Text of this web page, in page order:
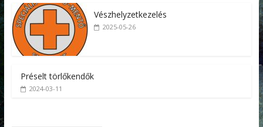
Vészhelyzetkezelés
2025-05-26
Préselt törlőkendők
2024-03-11